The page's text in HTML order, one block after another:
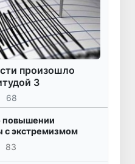
произошло
3
68
повышении
с экстремизмом
83